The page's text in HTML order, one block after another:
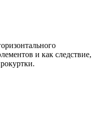
и как следствие,